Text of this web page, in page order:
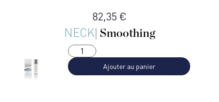
82,35 €
NECK | Smoothing
Ajouter au panier